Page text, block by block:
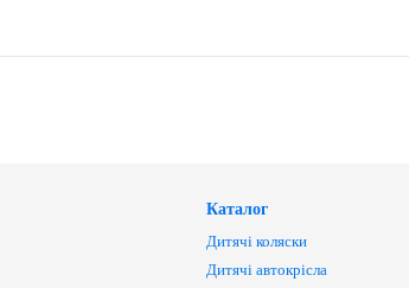
Каталог
Дитячі коляски
Дитячі автокрісла